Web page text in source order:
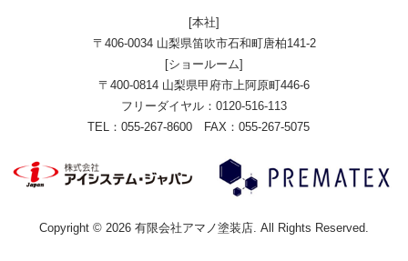
[本社]
〒406-0034 山梨県笛吹市石和町唐柏141-2
[ショールーム]
〒400-0814 山梨県甲府市上阿原町446-6
フリーダイヤル： 0120-516-113
TEL：055-267-8600 FAX：055-267-5075
Copyright © 2026 有限会社アマノ塗装店. All Rights Reserved.